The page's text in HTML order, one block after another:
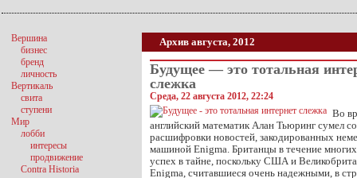
Архив августа, 2012
Будущее — это тотальная
слежка
Среда, 22 августа 2012, 22:24
Во
английский математик Алан Тьюринг сумел
расшифровки новостей, закодированных
машиной Enigma. Британцы в течение
успех в тайне, поскольку США и
Enigma, считавшиеся очень надежными, в
Вершина
бизнес
бренд
личность
Вертикаль
свита
ступени
Мир
лобби
интересы
продвижение
Contra Historia